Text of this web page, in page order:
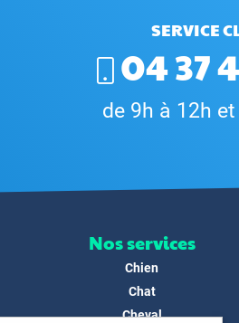
SERVICE
04 37
de 9h à 12h
Nos services
Chien
Chat
Cheval